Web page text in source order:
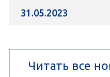
31.05.2023
Читать все